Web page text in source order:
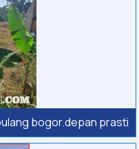
bogor.depan prasti